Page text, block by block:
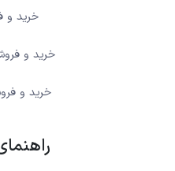
خرید و
خرید و
خرید و